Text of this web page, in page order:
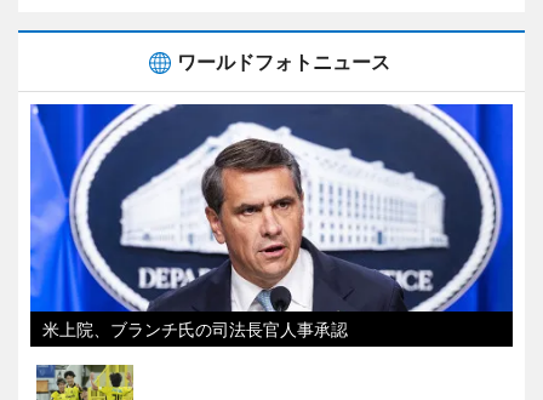
ワールドフォトニュース
米上院、ブランチ氏の司法長官人事承認